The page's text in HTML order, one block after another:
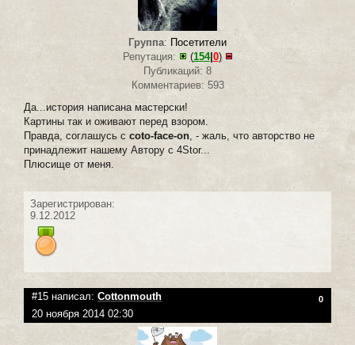
Группа: Посетители
Репутация:
(154| 0)
Публикаций: 8
Комментариев: 593
Да...история написана мастерски!
Картины так и оживают перед взором.
Правда, соглашусь с coto-face-on, - жаль, что авторство не
принадлежит нашему Автору с 4Stor...
Плюсище от меня.
Зарегистрирован:
9.12.2012
#15 написал: Cottonmouth 0
20 ноября 2014 02:30